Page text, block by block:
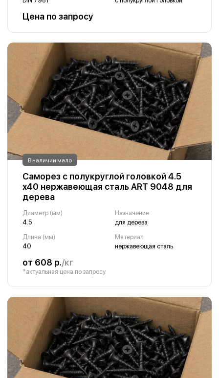
Цена по запросу
В наличии мало
Саморез с полукруглой головкой 4.5
х40 нержавеющая сталь ART 9048 для
дерева
Диаметр (мм)
4.5
Назначение
для дерева
Длина (мм)
40
Материал
нержавеющая сталь
от 608 р./кг
*актуальная цена по запросу